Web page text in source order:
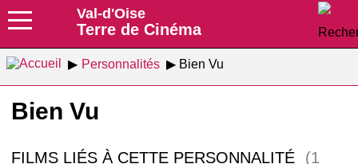
Val-d'Oise
Terre de Cinéma
Personnalités Bien Vu
Bien Vu
FILMS LIÉS À CETTE PERSONNALITÉ
(1